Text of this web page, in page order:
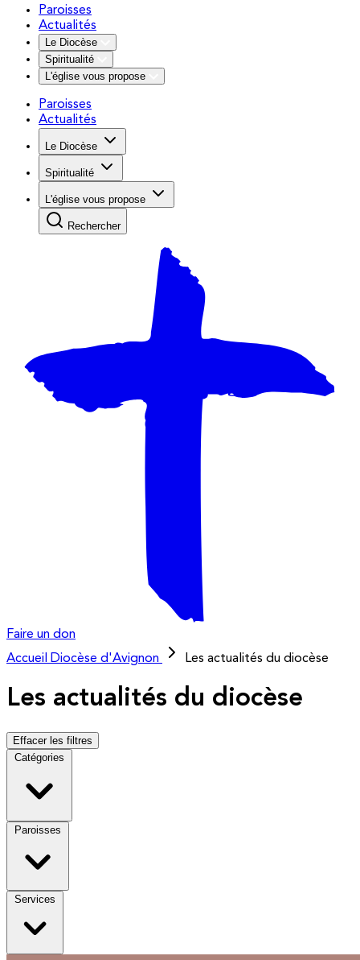
Paroisses
Actualités
Le Diocèse
Spiritualité
L'église vous propose
Paroisses
Actualités
Le Diocèse
Spiritualité
L'église vous propose
Rechercher
Faire un don
Accueil
Diocèse d'Avignon Les actualités du diocèse
Les actualités du diocèse
Effacer les filtres
Catégories
Paroisses
Services